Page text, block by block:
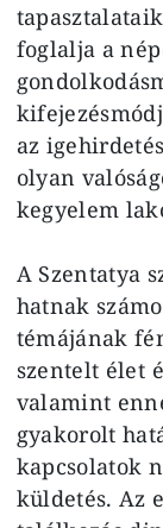
foglalja a
az
olyan
kegyelem
A Szentatya
hatnak
témájának
szentelt élet
valamint
gyakorolt
kapcsolatok
küldetés. Az